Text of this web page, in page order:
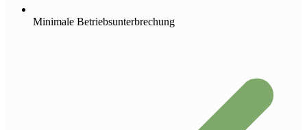
Minimale Betriebsunterbrechung